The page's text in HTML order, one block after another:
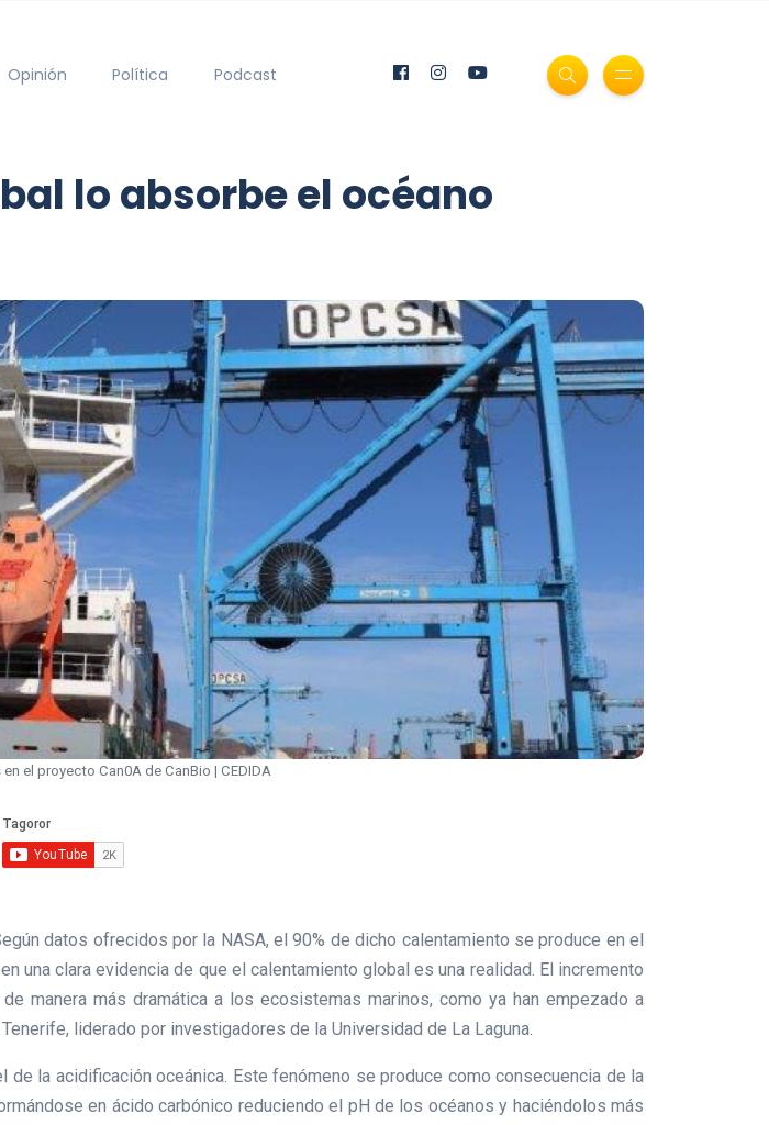
Opinión Política Podcast
lo absorbe el océano
el proyecto Can0A de CanBio | CEDIDA
datos ofrecidos por la NASA, el 90% de dicho calentamiento se produce en el
una clara evidencia de que el calentamiento global es una realidad. El incremento
manera más dramática a los ecosistemas marinos, como ya han empezado a
liderado por investigadores de la Universidad de La Laguna.
la acidificación oceánica. Este fenómeno se produce como consecuencia de la
en ácido carbónico reduciendo el pH de los océanos y haciéndolos más